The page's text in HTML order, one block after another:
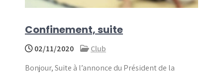
Confinement, suite
02/11/2020
Club
Bonjour, Suite à l’annonce du Président de la